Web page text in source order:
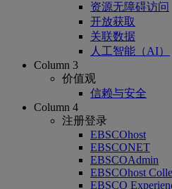
资源无障碍访问
开放获取
关联数据
人工智能（AI）
Column 3
价值观
信赖与安全
Column 4
注册登录
EBSCOhost
EBSCONET
EBSCOAdmin
EBSCOhost
EBSCO